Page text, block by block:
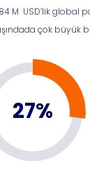
184 M USD’lik global
çok büyük
27%